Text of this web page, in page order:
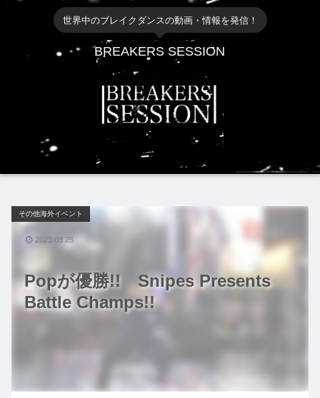
世界中のブレイクダンスの動画・情報を発信！
BREAKERS SESSION
Popが優勝!! Snipes Presents
Battle Champs!!
その他海外イベント
2023.08.25